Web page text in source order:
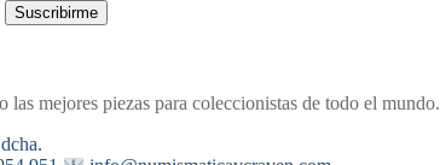
Suscribirme
las mejores piezas para coleccionistas de todo el mundo.